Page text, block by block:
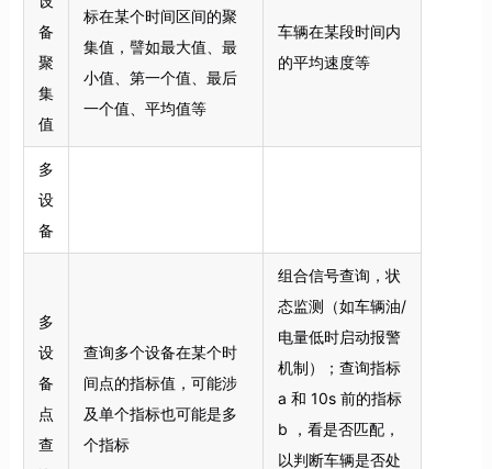
备
聚
集
值
标在某个时间区间的聚
集值，譬如最大值、最
小值、第一个值、最后
一个值、平均值等
车辆在某段时间内
的平均速度等
多
设
备
多
设
备
点
查
查询多个设备在某个时
间点的指标值，可能涉
及单个指标也可能是多
个指标
组合信号查询，状
态监测（如车辆油/
电量低时启动报警
机制）；查询指标
a 和 10s 前的指标
b ，看是否匹配，
以判断车辆是否处